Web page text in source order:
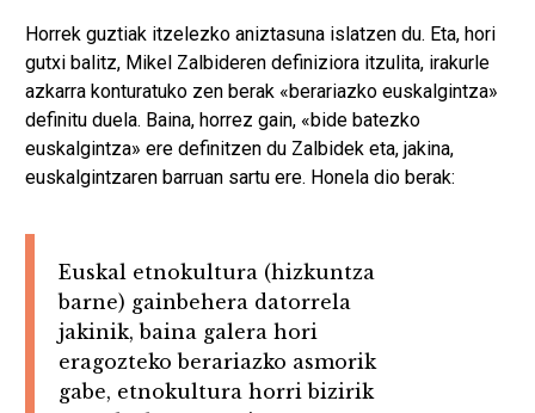
Horrek guztiak itzelezko aniztasuna islatzen du. Eta, hori
gutxi balitz, Mikel Zalbideren definiziora itzulita, irakurle
azkarra konturatuko zen berak «berariazko euskalgintza»
definitu duela. Baina, horrez gain, «bide batezko
euskalgintza» ere definitzen du Zalbidek eta, jakina,
euskalgintzaren barruan sartu ere. Honela dio berak:
Euskal etnokultura (hizkuntza
barne) gainbehera datorrela
jakinik, baina galera hori
eragozteko berariazko asmorik
gabe, etnokultura horri bizirik